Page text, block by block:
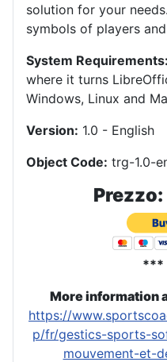
solution for your needs.
symbols of players
System Requirements:
where it turns
Windows, Linux and
Version: 1.0 - English
Object Code: trg-1.0-
Prezzo:
***
More information
https://
p/fr/gestics-sports-
mouvement-et-